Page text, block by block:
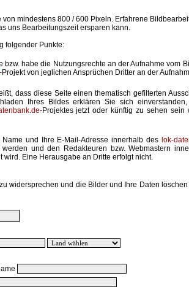
mindestens 800 / 600 Pixeln. Erfahrene
uns Bearbeitungszeit ersparen kann.
folgender Punkte:
habe die Nutzungsrechte an der Aufnahme vom
-Projekt von jeglichen Ansprüchen Dritter an der
dass diese Seite einen thematisch gefilterten
Ihres Bildes erklären Sie sich
-Projektes jetzt oder künftig zu sehen sein
und Ihre E-Mail-Adresse innerhalb des lok-
und den Redakteuren bzw. Webmastern
Eine Herausgabe an Dritte erfolgt nicht.
widersprechen und die Bilder und Ihre Daten